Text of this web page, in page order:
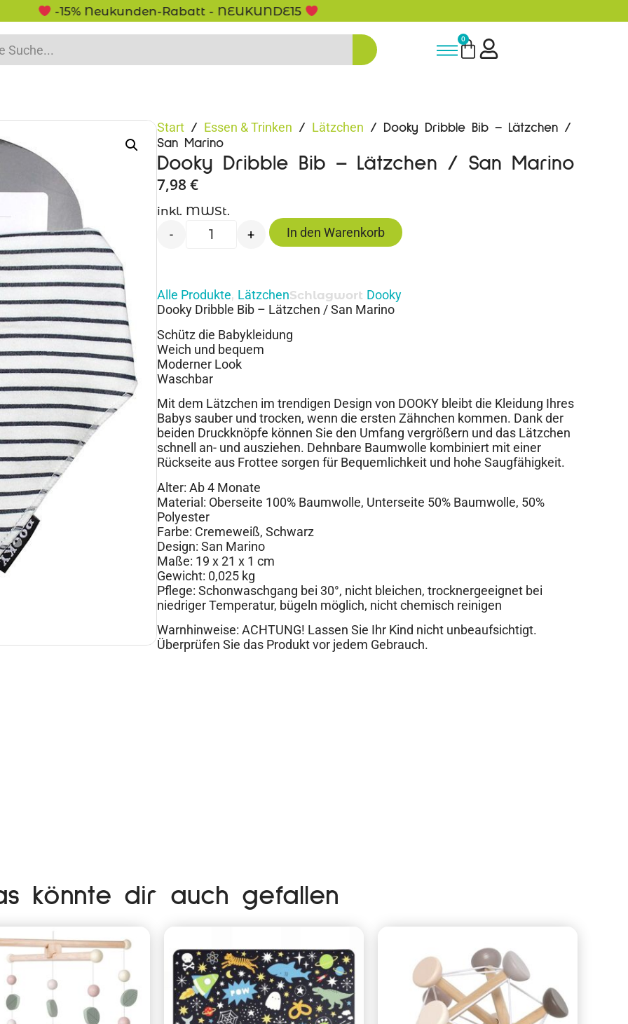
-15% Neukunden-Rabatt - NEUKUNDE15
0
Start / Essen & Trinken / Lätzchen / Dooky Dribble Bib – Lätzchen /
San Marino
Dooky Dribble Bib – Lätzchen / San Marino
7,98 €
inkl. MWSt.
- + In den Warenkorb
Alle Produkte, LätzchenSchlagwort Dooky
Dooky Dribble Bib – Lätzchen / San Marino
Schütz die Babykleidung
Weich und bequem
Moderner Look
Waschbar
Mit dem Lätzchen im trendigen Design von DOOKY bleibt die Kleidung Ihres
Babys sauber und trocken, wenn die ersten Zähnchen kommen. Dank der
beiden Druckknöpfe können Sie den Umfang vergrößern und das Lätzchen
schnell an- und ausziehen. Dehnbare Baumwolle kombiniert mit einer
Rückseite aus Frottee sorgen für Bequemlichkeit und hohe Saugfähigkeit.
Alter: Ab 4 Monate
Material: Oberseite 100% Baumwolle, Unterseite 50% Baumwolle, 50%
Polyester
Farbe: Cremeweiß, Schwarz
Design: San Marino
Maße: 19 x 21 x 1 cm
Gewicht: 0,025 kg
Pflege: Schonwaschgang bei 30°, nicht bleichen, trocknergeeignet bei
niedriger Temperatur, bügeln möglich, nicht chemisch reinigen
Warnhinweise: ACHTUNG! Lassen Sie Ihr Kind nicht unbeaufsichtigt.
Überprüfen Sie das Produkt vor jedem Gebrauch.
könnte dir auch gefallen